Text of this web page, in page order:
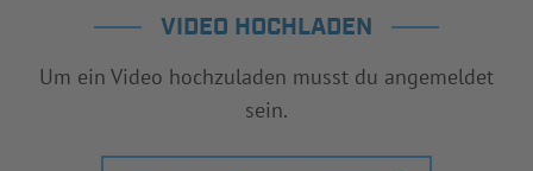
VIDEO HOCHLADEN
Um ein Video hochzuladen musst du angemeldet
sein.